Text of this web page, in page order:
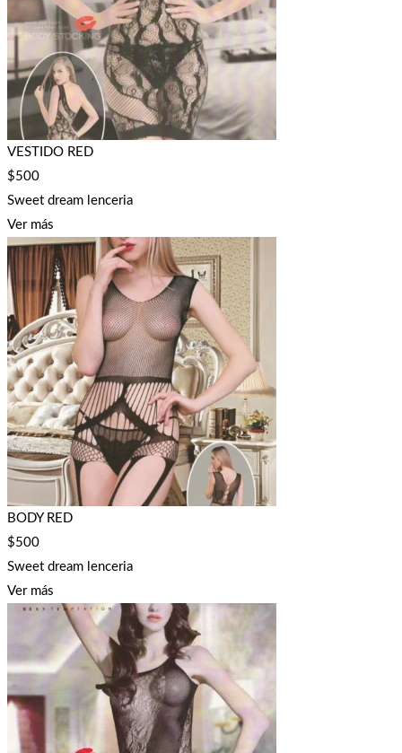
VESTIDO RED
$500
Sweet dream lenceria
Ver más
BODY RED
$500
Sweet dream lenceria
Ver más